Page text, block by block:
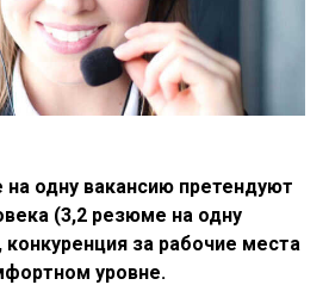
одну вакансию претендуют
(3,2 резюме на одну
конкуренция за рабочие места
уровне.